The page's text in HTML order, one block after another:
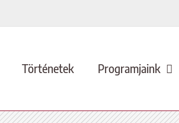
Történetek Programjaink